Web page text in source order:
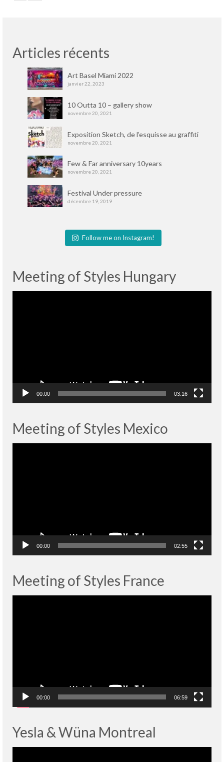
Press
Articles récents
Art Basel Miami 2022
janvier 22, 2023
10 Outta 10 – gallery show
novembre 20, 2021
Exposition Sketch, de l’esquisse au graffiti
novembre 20, 2021
Few & Far anniversary 10years
novembre 20, 2021
Festival Under pressure
décembre 19, 2019
Follow me on Instagram!
Meeting of Styles Hungary
00:00 03:16
Meeting of Styles Mexico
00:00 02:55
Meeting of Styles France
00:00 06:59
Yesla & Wüna Montreal